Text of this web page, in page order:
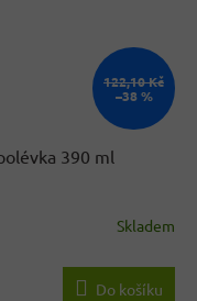
122,10 Kč
–38 %
390 ml
Skladem
Do košíku